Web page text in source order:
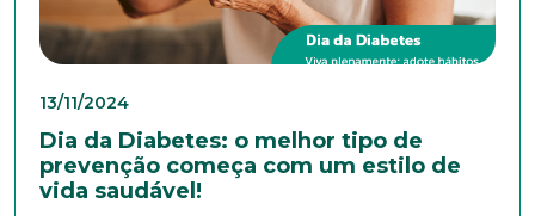
13/11/2024
Dia da Diabetes: o melhor tipo de
prevenção começa com um estilo de
vida saudável!
Telefone
Endereço